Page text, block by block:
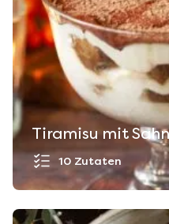
Tiramisu mit
10 Zutaten